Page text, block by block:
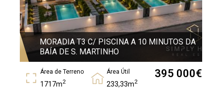
MORADIA T3 C/ PISCINA A 10 MINUTOS DA
BAÍA DE S. MARTINHO
Área de Terreno
1717m2
Área Útil
233,33m2
395 000€